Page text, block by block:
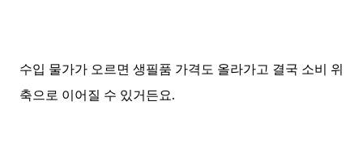
수입 물가가 오르면 생필품 가격도 올라가고 결국 소비 위
축으로 이어질 수 있거든요.